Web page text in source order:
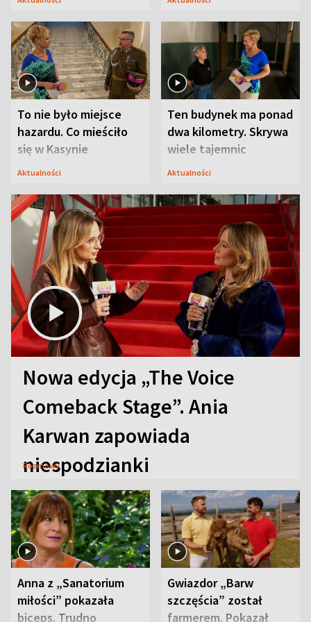
To nie było miejsce
hazardu. Co mieściło
się w Kasynie
Oficerskim?
Aktualności
Ten budynek ma ponad
dwa kilometry. Skrywa
wiele tajemnic
Aktualności
Nowa edycja „The Voice
Comeback Stage”. Ania
Karwan zapowiada
niespodzianki
Rozmowy
Anna z „Sanatorium
miłości” pokazała
biceps. Trudno
Gwiazdor „Barw
szczęścia” został
farmerem. Pokazał